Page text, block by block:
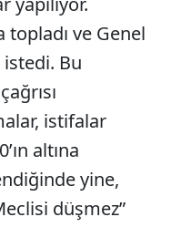
ve Genel
istedi. Bu
istifalar
altına
yine,
düşmez”